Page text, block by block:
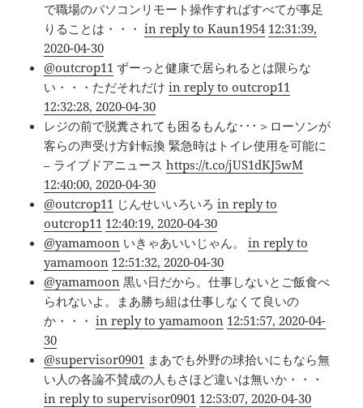
で職場のパソコンリモート操作すればすべてが事足
りることは・・・in reply to Kaun1954 12:31:39,
2020-04-30
@outcrop11 ずーっと健康で居られるとは限らな
い・・・ただそれだけin reply to outcrop11
12:32:28, 2020-04-30
レジの前で脱糞されても困るもんな･･･＞ローソンが
客らの声受け方針転換 緊急時はトイレ使用を可能に
– ライブドアニュースhttps://t.co/jUS1dKJ5wM
12:40:00, 2020-04-30
@outcrop11 じんせいいろいろin reply to
outcrop11 12:40:19, 2020-04-30
@yamamoon いきゃあいいじゃん。in reply to
yamamoon 12:51:32, 2020-04-30
@yamamoon 黒い日だから。仕事しないとご飯食べ
られないよ。まあ勝ち組は仕事しなくて良いの
か・・・in reply to yamamoon 12:51:57, 2020-04-
30
@supervisor0901 まあでも外野の球拾いにもなら無
い人の各論不賛成の人もさほど違いは無いか・・・
in reply to supervisor0901 12:53:07, 2020-04-30